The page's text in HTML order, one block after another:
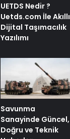
UETDS Nedir ?
Uetds.com İle Akıllı
Dijital Taşımacılık
Yazılımı
Savunma
Sanayinde Güncel,
Doğru ve Teknik